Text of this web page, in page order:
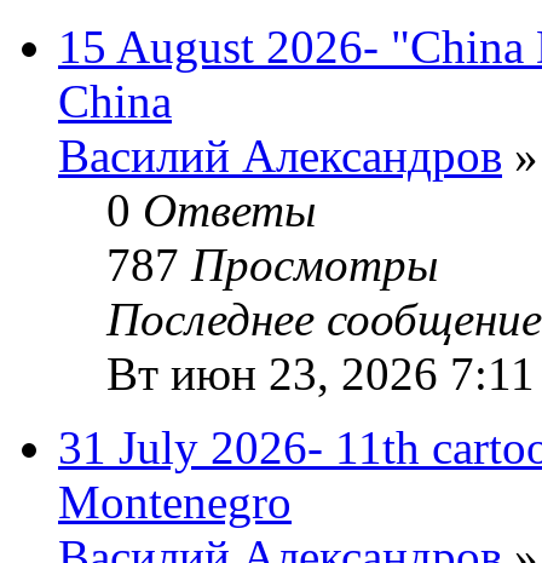
15 August 2026-
China
Василий Александров
0 Ответы
787 Просмотры
Последнее
Вт июн 23, 2026 7:11
31 July 2026- 11th
Montenegro